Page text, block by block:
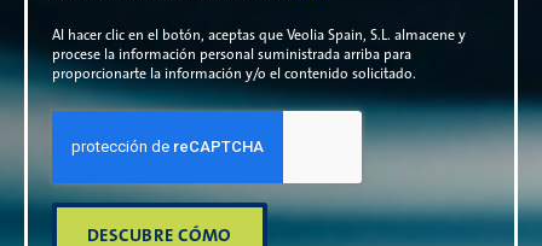
Al hacer clic en el botón, aceptas que Veolia Spain, S.L. almacene y
procese la información personal suministrada arriba para
proporcionarte la información y/o el contenido solicitado.